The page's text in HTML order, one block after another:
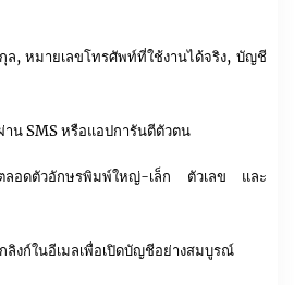
, หมายเลขโทรศัพท์ที่ใช้งานได้จริง, บัญชี
าน SMS หรือแอปการันตีตัวตน
ลอดตัวอักษรพิมพ์ใหญ่-เล็ก ตัวเลข และ
ลิงก์ในอีเมลเพื่อเปิดบัญชีอย่างสมบูรณ์